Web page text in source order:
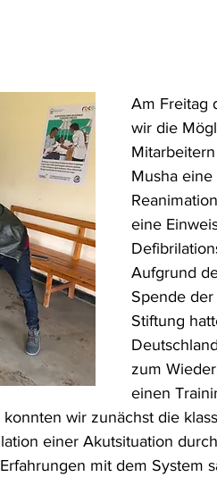
Am Freitag
wir die
Musha
eine
Aufgrund
Spende
Stiftung
zum
einen
wir zunächst die
einer Akutsituation
mit dem System